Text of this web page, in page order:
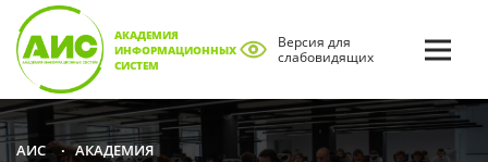
АКАДЕМИЯ
ИНФОРМАЦИОННЫХ
СИСТЕМ
Версия для
слабовидящих
АИС • АКАДЕМИЯ